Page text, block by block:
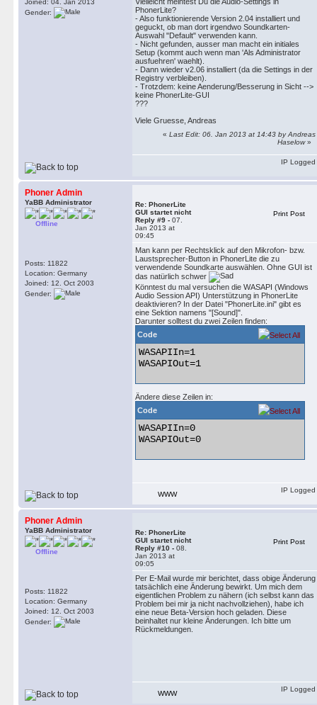
Joined: 04. Jan 2013
Gender:
PhonerLite?
- Also funktionierende Version 2.04 installiert und
geguckt, ob man dort irgendwo Soundkarten-
Auswahl "Default" verwenden kann.
- Nicht gefunden, ausser man macht ein initiales
Setup (kommt auch wenn man 'Als Administrator
ausfuehren' waehlt).
- Dann wieder v2.06 installiert (da die Settings in der
Registry verbleiben).
- Trotzdem: keine Aenderung/Besserung in Sicht -->
keine PhonerLite-GUI
???
Viele Gruesse, Andreas
«Last Edit: 06. Jan 2013 at 14:43 by Andreas
Haselow»
IP Logged
Phoner Admin
YaBB Administrator
Offline
Posts: 11822
Location: Germany
Joined: 12. Oct 2003
Gender:
Re: PhonerLite
GUI startet nicht
Reply #9 - 07.
Jan 2013 at
09:45
Print Post
Man kann per Rechtsklick auf den Mikrofon- bzw.
Laustsprecher-Button in PhonerLite die zu
verwendende Soundkarte auswählen. Ohne GUI ist
das natürlich schwer
Könntest du mal versuchen die WASAPI (Windows
Audio Session API) Unterstützung in PhonerLite
deaktivieren? In der Datei "PhonerLite.ini" gibt es
eine Sektion namens "[Sound]".
Darunter solltest du zwei Zeilen finden:
Code
WASAPIIn=1
WASAPIOut=1
Ändere diese Zeilen in:
Code
WASAPIIn=0
WASAPIOut=0
WWW
IP Logged
Phoner Admin
YaBB Administrator
Offline
Posts: 11822
Location: Germany
Joined: 12. Oct 2003
Gender:
Re: PhonerLite
GUI startet nicht
Reply #10 - 08.
Jan 2013 at
09:05
Print Post
Per E-Mail wurde mir berichtet, dass obige Änderung
tatsächlich eine Änderung bewirkt. Um mich dem
eigentlichen Problem zu nähern (ich selbst kann das
Problem bei mir ja nicht nachvollziehen), habe ich
eine neue Beta-Version hoch geladen. Diese
beinhaltet nur kleine Änderungen. Ich bitte um
Rückmeldungen.
WWW
IP Logged